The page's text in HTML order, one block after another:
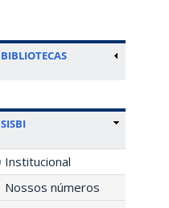
BIBLIOTECAS
SISBI
Institucional
Nossos números